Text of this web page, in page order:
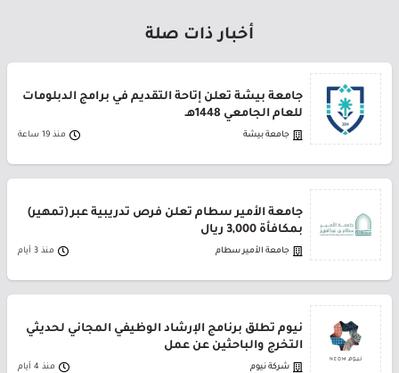
أخبار ذات صلة
جامعة بيشة تعلن إتاحة التقديم في برامج الدبلومات
للعام الجامعي 1448هـ
جامعة بيشة منذ 19 ساعة
جامعة الأمير سطام تعلن فرص تدريبية عبر (تمهير)
بمكافأة 3,000 ريال
جامعة الأمير سطام منذ 3 أيام
نيوم تطلق برنامج الإرشاد الوظيفي المجاني لحديثي
التخرج والباحثين عن عمل
شركة نيوم منذ 4 أيام